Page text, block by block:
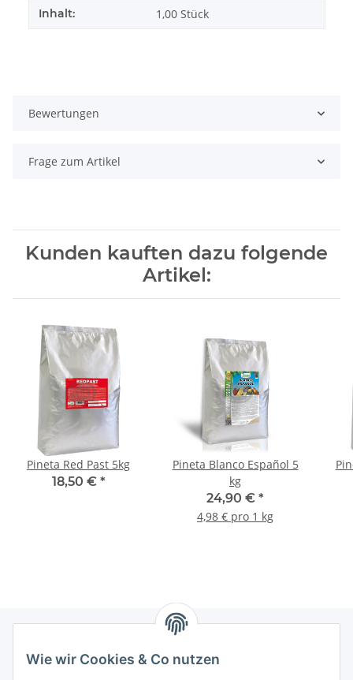
Wie wir Cookies & Co nutzen
Inhalt: 1,00 Stück
Bewertungen
Frage zum Artikel
Kunden kauften dazu folgende
Artikel:
Pineta Red Past 5kg
18,50 € *
Pineta Blanco Español 5
kg
24,90 € *
4,98 € pro 1 kg
Informationen